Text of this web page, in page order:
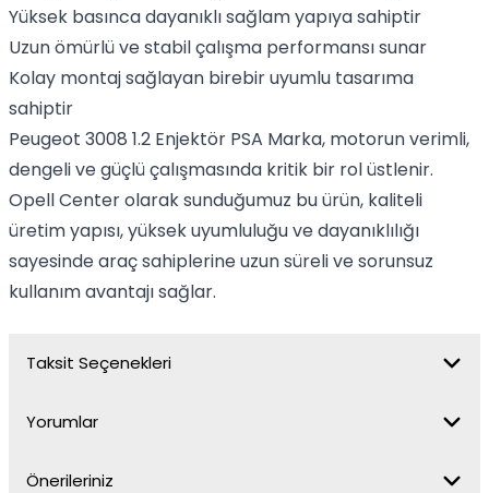
Yüksek basınca dayanıklı sağlam yapıya sahiptir
Uzun ömürlü ve stabil çalışma performansı sunar
Kolay montaj sağlayan birebir uyumlu tasarıma
sahiptir
Peugeot 3008 1.2 Enjektör PSA Marka, motorun verimli,
dengeli ve güçlü çalışmasında kritik bir rol üstlenir.
Opell Center olarak sunduğumuz bu ürün, kaliteli
üretim yapısı, yüksek uyumluluğu ve dayanıklılığı
sayesinde araç sahiplerine uzun süreli ve sorunsuz
kullanım avantajı sağlar.
Taksit Seçenekleri
Yorumlar
Önerileriniz